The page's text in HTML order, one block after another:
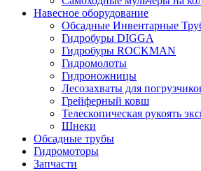
Навесное оборудование
Обсадные Инвентарные
Гидробуры DIGGA
Гидробуры ROCKMAN
Гидромолоты
Гидроножницы
Лесозахваты для
Грейферный ковш
Телескопическая рукоять
Шнеки
Обсадные трубы
Гидромоторы
Запчасти